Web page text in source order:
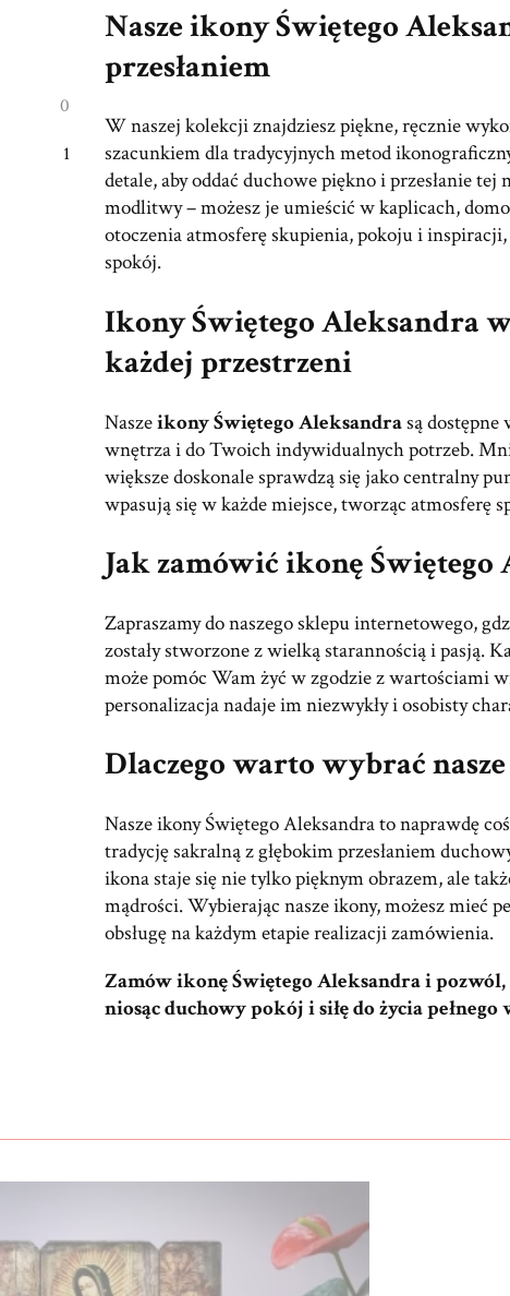
0
1
Nasze ikony Świętego
przesłaniem
W naszej kolekcji znajdziesz piękne, ręcznie
szacunkiem dla tradycyjnych metod
detale, aby oddać duchowe piękno i przesłanie
modlitwy – możesz je umieścić w kaplicach,
otoczenia atmosferę skupienia, pokoju i
spokój.
Ikony Świętego Aleksandra
każdej przestrzeni
Naszeikony Świętego Aleksandrasą dostępne
wnętrza i do Twoich indywidualnych potrzeb.
większe doskonale sprawdzą się jako centralny
wpasują się w każde miejsce, tworząc atmosferę
Jak zamówić ikonę Świętego
Zapraszamy do naszego sklepu internetowego,
zostały stworzone z wielką starannością i pasją.
może pomóc Wam żyć w zgodzie z wartościami
personalizacja nadaje im niezwykły i osobisty
Dlaczego warto wybrać
Nasze ikony Świętego Aleksandra to naprawdę
tradycję sakralną z głębokim przesłaniem
ikona staje się nie tylko pięknym obrazem, ale
mądrości. Wybierając nasze ikony, możesz mieć
obsługę na każdym etapie realizacji zamówienia.
Zamów ikonę Świętego Aleksandra i
niosąc duchowy pokój i siłę do życia